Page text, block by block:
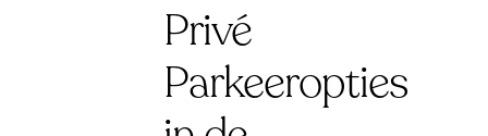
Privé
Parkeeropties